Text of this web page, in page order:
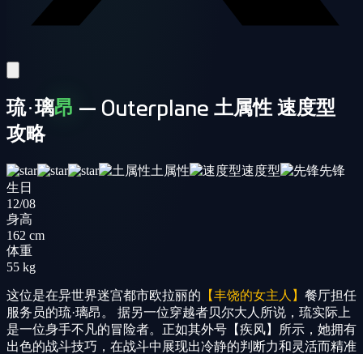
琉·璃昂 — Outerplane 土属性 速度型
攻略
土属性 速度型
先锋
生日
12/08
身高
162 cm
体重
55 kg
这位是在异世界迷宫都市欧拉丽的 【丰饶的女主人】 餐厅担任
服务员的琉·璃昂。 据另一位穿越者贝尔大人所说，琉实际上
是一位身手不凡的冒险者。正如其外号【疾风】所示，她拥有
出色的战斗技巧，在战斗中展现出冷静的判断力和灵活而精准